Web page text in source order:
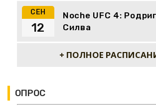
СЕН
Noche UFC 4:
Силва
12
+ ПОЛНОЕ
ОПРОС